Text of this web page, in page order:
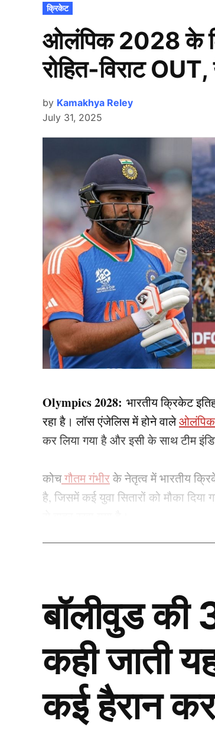
POSTED
IN
क्रिकेट
ओलंपिक 2028 के
रोहित-विराट
by Kamakhya Reley
July 31, 2025
Olympics 2028: भारतीय क्रिकेट
रहा है। लॉस एंजेलिस में होने वालेओलंपिक
कर लिया गया है और इसी के साथ टीम
कोचगौतम गंभीरके नेतृत्व में भारतीय
है, जिसमें कई युवा सितारों को मौका दिया
बॉलीवुड की
कही जाती
कई हैरान